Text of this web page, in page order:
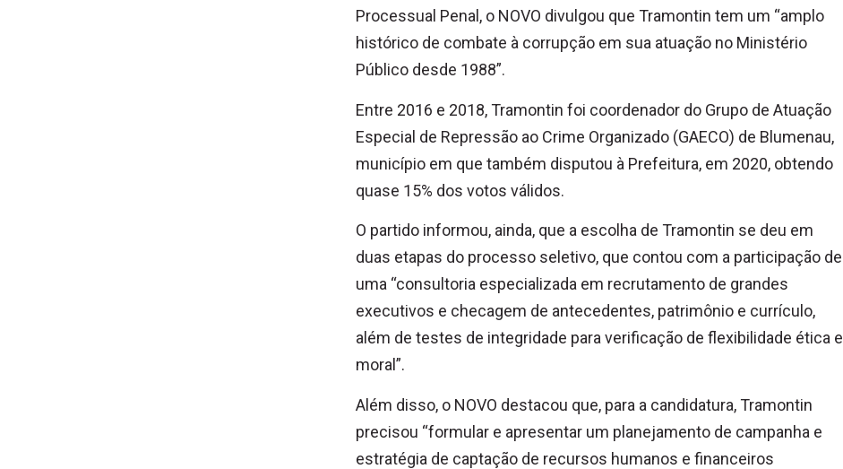
Processual Penal, o NOVO divulgou que Tramontin tem um “amplo
histórico de combate à corrupção em sua atuação no Ministério
Público desde 1988”.
Entre 2016 e 2018, Tramontin foi coordenador do Grupo de Atuação
Especial de Repressão ao Crime Organizado (GAECO) de Blumenau,
município em que também disputou à Prefeitura, em 2020, obtendo
quase 15% dos votos válidos.
O partido informou, ainda, que a escolha de Tramontin se deu em
duas etapas do processo seletivo, que contou com a participação de
uma “consultoria especializada em recrutamento de grandes
executivos e checagem de antecedentes, patrimônio e currículo,
além de testes de integridade para verificação de flexibilidade ética e
moral”.
Além disso, o NOVO destacou que, para a candidatura, Tramontin
precisou “formular e apresentar um planejamento de campanha e
estratégia de captação de recursos humanos e financeiros